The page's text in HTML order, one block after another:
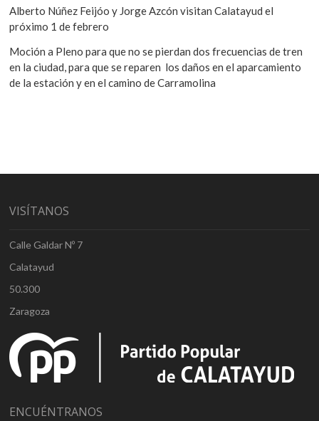
Alberto Núñez Feijóo y Jorge Azcón visitan Calatayud el
próximo 1 de febrero
Moción a Pleno para que no se pierdan dos frecuencias de tren
en la ciudad, para que se reparen los daños en el aparcamiento
de la estación y en el camino de Carramolina
VISÍTANOS
Calle Galdar Nº 7
Calatayud
50.300
Zaragoza
ENCUÉNTRANOS